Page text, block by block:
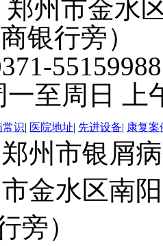
郑州市金水
银行旁）
55159988
至周日 上
常识| 医院地址| 先进设备| 康复案
州市银屑
金水区南
旁）